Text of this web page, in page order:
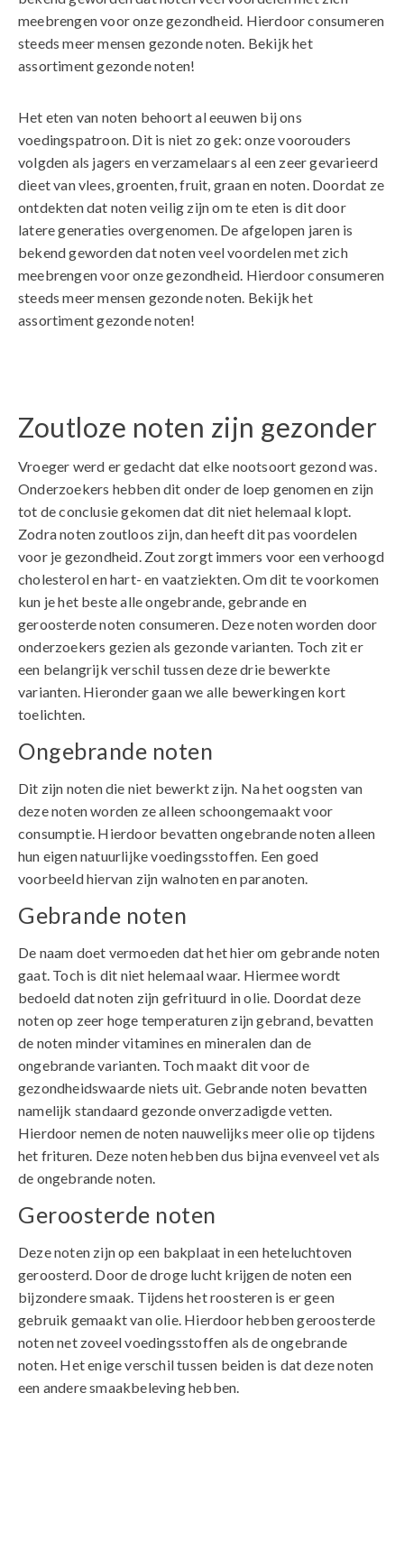
meebrengen voor onze gezondheid. Hierdoor consumeren
steeds meer mensen gezonde noten. Bekijk het
assortiment gezonde noten!
Het eten van noten behoort al eeuwen bij ons
voedingspatroon. Dit is niet zo gek: onze voorouders
volgden als jagers en verzamelaars al een zeer gevarieerd
dieet van vlees, groenten, fruit, graan en noten. Doordat ze
ontdekten dat noten veilig zijn om te eten is dit door
latere generaties overgenomen. De afgelopen jaren is
bekend geworden dat noten veel voordelen met zich
meebrengen voor onze gezondheid. Hierdoor consumeren
steeds meer mensen gezonde noten. Bekijk het
assortiment gezonde noten!
Zoutloze noten zijn gezonder
Vroeger werd er gedacht dat elke nootsoort gezond was.
Onderzoekers hebben dit onder de loep genomen en zijn
tot de conclusie gekomen dat dit niet helemaal klopt.
Zodra noten zoutloos zijn, dan heeft dit pas voordelen
voor je gezondheid. Zout zorgt immers voor een verhoogd
cholesterol en hart- en vaatziekten. Om dit te voorkomen
kun je het beste alle ongebrande, gebrande en
geroosterde noten consumeren. Deze noten worden door
onderzoekers gezien als gezonde varianten. Toch zit er
een belangrijk verschil tussen deze drie bewerkte
varianten. Hieronder gaan we alle bewerkingen kort
toelichten.
Ongebrande noten
Dit zijn noten die niet bewerkt zijn. Na het oogsten van
deze noten worden ze alleen schoongemaakt voor
consumptie. Hierdoor bevatten ongebrande noten alleen
hun eigen natuurlijke voedingsstoffen. Een goed
voorbeeld hiervan zijn walnoten en paranoten.
Gebrande noten
De naam doet vermoeden dat het hier om gebrande noten
gaat. Toch is dit niet helemaal waar. Hiermee wordt
bedoeld dat noten zijn gefrituurd in olie. Doordat deze
noten op zeer hoge temperaturen zijn gebrand, bevatten
de noten minder vitamines en mineralen dan de
ongebrande varianten. Toch maakt dit voor de
gezondheidswaarde niets uit. Gebrande noten bevatten
namelijk standaard gezonde onverzadigde vetten.
Hierdoor nemen de noten nauwelijks meer olie op tijdens
het frituren. Deze noten hebben dus bijna evenveel vet als
de ongebrande noten.
Geroosterde noten
Deze noten zijn op een bakplaat in een heteluchtoven
geroosterd. Door de droge lucht krijgen de noten een
bijzondere smaak. Tijdens het roosteren is er geen
gebruik gemaakt van olie. Hierdoor hebben geroosterde
noten net zoveel voedingsstoffen als de ongebrande
noten. Het enige verschil tussen beiden is dat deze noten
een andere smaakbeleving hebben.